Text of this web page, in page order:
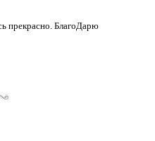
прекрасно. БлагоДарю